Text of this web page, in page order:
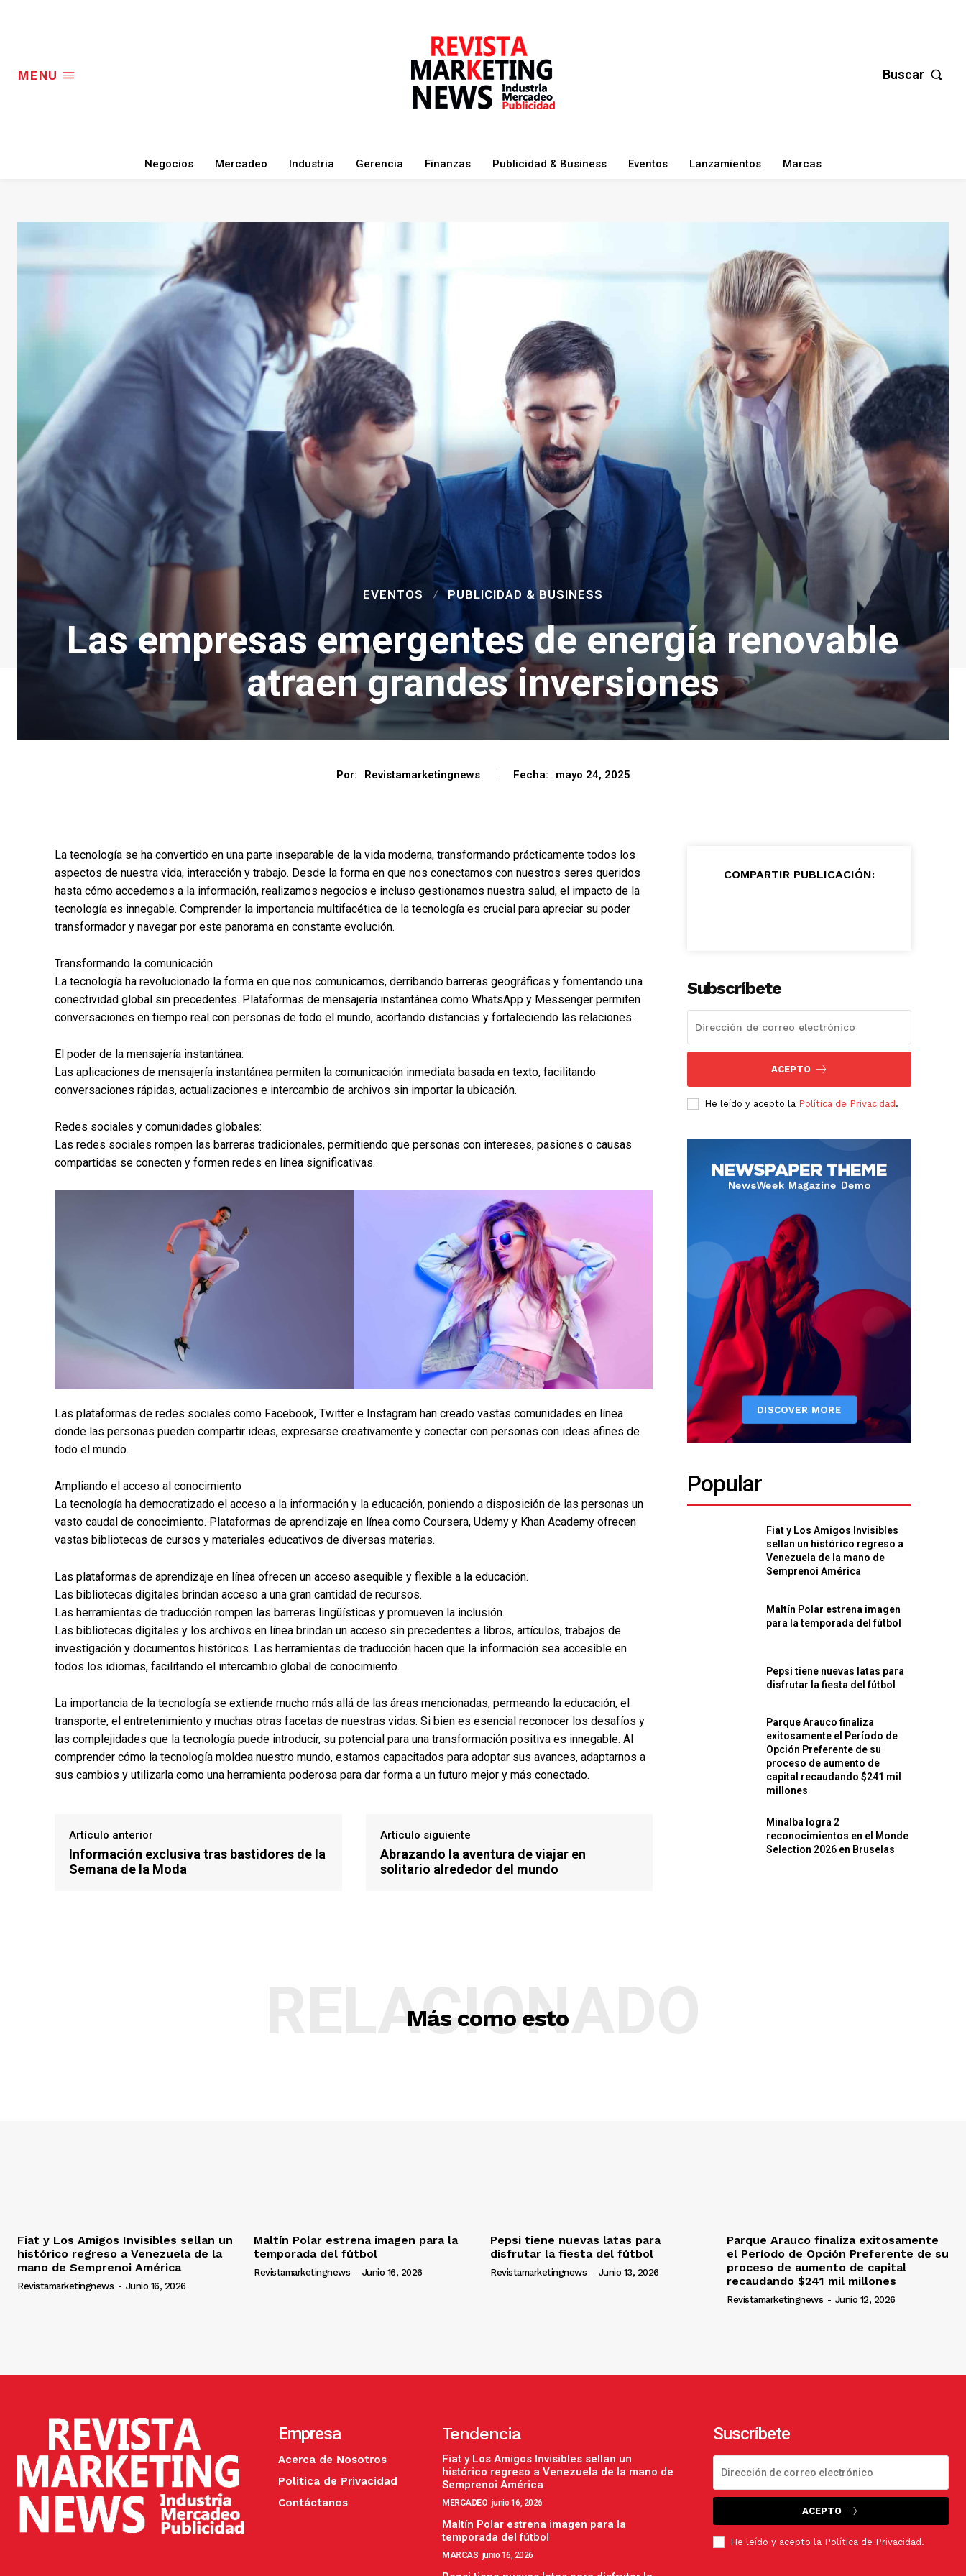
MENU Buscar
Negocios Mercadeo Industria Gerencia Finanzas Publicidad & Business Eventos Lanzamientos Marcas
EVENTOS PUBLICIDAD & BUSINESS
Las empresas emergentes de energía renovable
atraen grandes inversiones
Por: Revistamarketingnews Fecha: mayo 24, 2025
La tecnología se ha convertido en una parte inseparable de la vida moderna, transformando prácticamente todos los
aspectos de nuestra vida, interacción y trabajo. Desde la forma en que nos conectamos con nuestros seres queridos
hasta cómo accedemos a la información, realizamos negocios e incluso gestionamos nuestra salud, el impacto de la
tecnología es innegable. Comprender la importancia multifacética de la tecnología es crucial para apreciar su poder
transformador y navegar por este panorama en constante evolución.
Transformando la comunicación
La tecnología ha revolucionado la forma en que nos comunicamos, derribando barreras geográficas y fomentando una
conectividad global sin precedentes. Plataformas de mensajería instantánea como WhatsApp y Messenger permiten
conversaciones en tiempo real con personas de todo el mundo, acortando distancias y fortaleciendo las relaciones.
El poder de la mensajería instantánea:
Las aplicaciones de mensajería instantánea permiten la comunicación inmediata basada en texto, facilitando
conversaciones rápidas, actualizaciones e intercambio de archivos sin importar la ubicación.
Redes sociales y comunidades globales:
Las redes sociales rompen las barreras tradicionales, permitiendo que personas con intereses, pasiones o causas
compartidas se conecten y formen redes en línea significativas.
Las plataformas de redes sociales como Facebook, Twitter e Instagram han creado vastas comunidades en línea
donde las personas pueden compartir ideas, expresarse creativamente y conectar con personas con ideas afines de
todo el mundo.
Ampliando el acceso al conocimiento
La tecnología ha democratizado el acceso a la información y la educación, poniendo a disposición de las personas un
vasto caudal de conocimiento. Plataformas de aprendizaje en línea como Coursera, Udemy y Khan Academy ofrecen
vastas bibliotecas de cursos y materiales educativos de diversas materias.
Las plataformas de aprendizaje en línea ofrecen un acceso asequible y flexible a la educación.
Las bibliotecas digitales brindan acceso a una gran cantidad de recursos.
Las herramientas de traducción rompen las barreras lingüísticas y promueven la inclusión.
Las bibliotecas digitales y los archivos en línea brindan un acceso sin precedentes a libros, artículos, trabajos de
investigación y documentos históricos. Las herramientas de traducción hacen que la información sea accesible en
todos los idiomas, facilitando el intercambio global de conocimiento.
La importancia de la tecnología se extiende mucho más allá de las áreas mencionadas, permeando la educación, el
transporte, el entretenimiento y muchas otras facetas de nuestras vidas. Si bien es esencial reconocer los desafíos y
las complejidades que la tecnología puede introducir, su potencial para una transformación positiva es innegable. Al
comprender cómo la tecnología moldea nuestro mundo, estamos capacitados para adoptar sus avances, adaptarnos a
sus cambios y utilizarla como una herramienta poderosa para dar forma a un futuro mejor y más conectado.
Artículo anterior
Información exclusiva tras bastidores de la
Semana de la Moda
Artículo siguiente
Abrazando la aventura de viajar en
solitario alrededor del mundo
COMPARTIR PUBLICACIÓN:
Subscríbete
ACEPTO
He leído y acepto la Política de Privacidad .
Popular
Fiat y Los Amigos Invisibles
sellan un histórico regreso a
Venezuela de la mano de
Semprenoi América
Maltín Polar estrena imagen
para la temporada del fútbol
Pepsi tiene nuevas latas para
disfrutar la fiesta del fútbol
Parque Arauco finaliza
exitosamente el Período de
Opción Preferente de su
proceso de aumento de
capital recaudando $241 mil
millones
Minalba logra 2
reconocimientos en el Monde
Selection 2026 en Bruselas
Más como esto
RELACIONADO
Fiat y Los Amigos Invisibles sellan un
histórico regreso a Venezuela de la
mano de Semprenoi América
Revistamarketingnews - Junio 16, 2026
Maltín Polar estrena imagen para la
temporada del fútbol
Revistamarketingnews - Junio 16, 2026
Pepsi tiene nuevas latas para
disfrutar la fiesta del fútbol
Revistamarketingnews - Junio 13, 2026
Parque Arauco finaliza exitosamente
el Período de Opción Preferente de su
proceso de aumento de capital
recaudando $241 mil millones
Revistamarketingnews - Junio 12, 2026
Empresa
Acerca de Nosotros
Politica de Privacidad
Contáctanos
Tendencia
Fiat y Los Amigos Invisibles sellan un
histórico regreso a Venezuela de la mano de
Semprenoi América
MERCADEO junio 16, 2026
Maltín Polar estrena imagen para la
temporada del fútbol
MARCAS junio 16, 2026
Suscríbete
ACEPTO
He leído y acepto la Política de Privacidad.